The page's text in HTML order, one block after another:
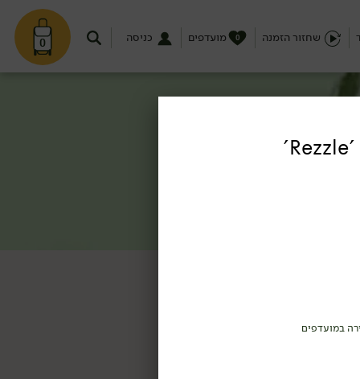
0 שחזור הזמנה מועדפים 0 כניסה
במועדפים